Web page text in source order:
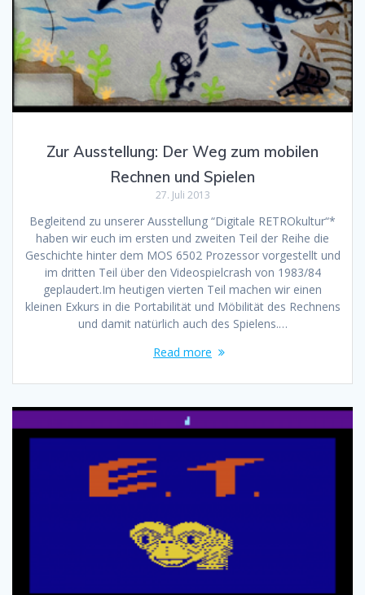
Zur Ausstellung: Der Weg zum mobilen
Rechnen und Spielen
27. Juli 2013
Begleitend zu unserer Ausstellung “Digitale RETROkultur“*
haben wir euch im ersten und zweiten Teil der Reihe die
Geschichte hinter dem MOS 6502 Prozessor vorgestellt und
im dritten Teil über den Videospielcrash von 1983/84
geplaudert.Im heutigen vierten Teil machen wir einen
kleinen Exkurs in die Portabilität und Möbilität des Rechnens
und damit natürlich auch des Spielens.…
Read more